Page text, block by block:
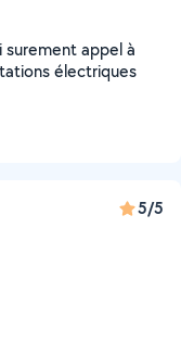
appel à
électriques
5/5